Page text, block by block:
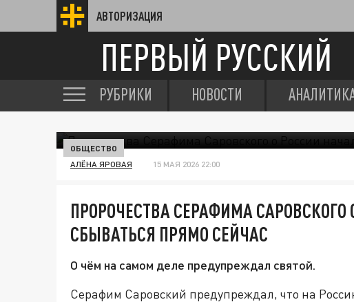
АВТОРИЗАЦИЯ
ПЕРВЫЙ РУССКИЙ
РУБРИКИ НОВОСТИ
ОБЩЕСТВО
АЛЁНА ЯРОВАЯ 15 МАЯ 2026 22:00
ПРОРОЧЕСТВА СЕРАФИМА
СБЫВАТЬСЯ ПРЯМО СЕЙЧАС
О чём на самом деле предупреждал святой.
Серафим Саровский предупреждал, что на